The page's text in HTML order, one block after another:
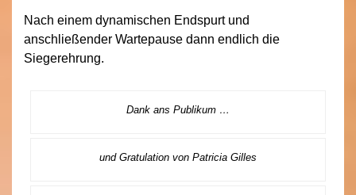
Nach einem dynamischen Endspurt und
anschließender Wartepause dann endlich die
Siegerehrung.
Dank ans Publikum …
und Gratulation von Patricia Gilles